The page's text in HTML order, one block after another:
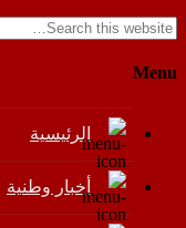
Menu
الرئيسية
أخبار وطنية